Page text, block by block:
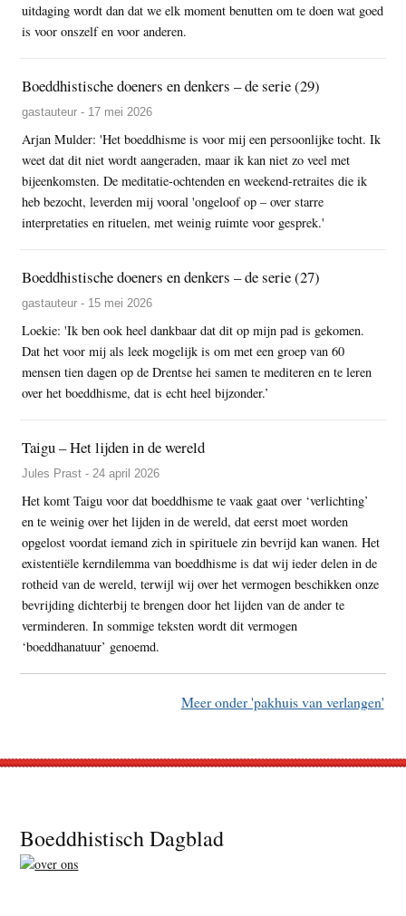
uitdaging wordt dan dat we elk moment benutten om te doen wat goed
is voor onszelf en voor anderen.
Boeddhistische doeners en denkers – de serie (29)
gastauteur - 17 mei 2026
Arjan Mulder: 'Het boeddhisme is voor mij een persoonlijke tocht. Ik
weet dat dit niet wordt aangeraden, maar ik kan niet zo veel met
bijeenkomsten. De meditatie-ochtenden en weekend-retraites die ik
heb bezocht, leverden mij vooral 'ongeloof op – over starre
interpretaties en rituelen, met weinig ruimte voor gesprek.'
Boeddhistische doeners en denkers – de serie (27)
gastauteur - 15 mei 2026
Loekie: 'Ik ben ook heel dankbaar dat dit op mijn pad is gekomen.
Dat het voor mij als leek mogelijk is om met een groep van 60
mensen tien dagen op de Drentse hei samen te mediteren en te leren
over het boeddhisme, dat is echt heel bijzonder.’
Taigu – Het lijden in de wereld
Jules Prast - 24 april 2026
Het komt Taigu voor dat boeddhisme te vaak gaat over ‘verlichting’
en te weinig over het lijden in de wereld, dat eerst moet worden
opgelost voordat iemand zich in spirituele zin bevrijd kan wanen. Het
existentiële kerndilemma van boeddhisme is dat wij ieder delen in de
rotheid van de wereld, terwijl wij over het vermogen beschikken onze
bevrijding dichterbij te brengen door het lijden van de ander te
verminderen. In sommige teksten wordt dit vermogen
‘boeddhanatuur’ genoemd.
Meer onder 'pakhuis van verlangen'
Footer
Boeddhistisch Dagblad